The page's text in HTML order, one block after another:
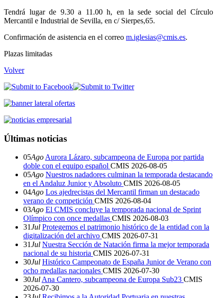
Tendrá lugar de 9.30 a 11.00 h, en la sede social del Círculo
Mercantil e Industrial de Sevilla, en c/ Sierpes,65.
Confirmación de asistencia en el correo m.iglesias@cmis.es.
Plazas limitadas
Volver
Últimas noticias
05Ago Aurora Lázaro, subcampeona de Europa por partida
doble con el equipo español CMIS 2026-08-05
05Ago Nuestros nadadores culminan la temporada destacando
en el Andaluz Junior y Absoluto CMIS 2026-08-05
04Ago Los ajedrecistas del Mercantil firman un destacado
verano de competición CMIS 2026-08-04
03Ago El CMIS concluye la temporada nacional de Sprint
Olímpico con once medallas CMIS 2026-08-03
31Jul Protegemos el patrimonio histórico de la entidad con la
digitalización del archivo CMIS 2026-07-31
31Jul Nuestra Sección de Natación firma la mejor temporada
nacional de su historia CMIS 2026-07-31
30Jul Histórico Campeonato de España Junior de Verano con
ocho medallas nacionales CMIS 2026-07-30
30Jul Ana Cantero, subcampeona de Europa Sub23 CMIS
2026-07-30